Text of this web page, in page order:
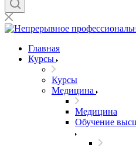
Главная
Курсы
Курсы
Медицина
Медицина
Обучение